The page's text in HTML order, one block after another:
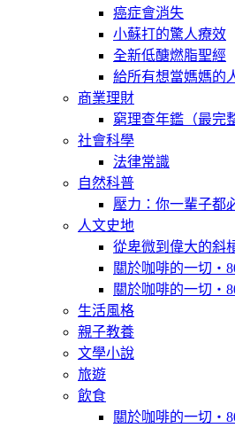
癌症會消失
小蘇打的驚人療效
全新低醣燃脂聖經
給所有想當媽媽的
商業理財
窮理查年鑑（最完
社會科學
法律常識
自然科普
壓力：你一輩子都
人文史地
從卑微到偉大的斜
關於咖啡的一切
關於咖啡的一切
生活風格
親子教養
文學小說
旅遊
飲食
關於咖啡的一切